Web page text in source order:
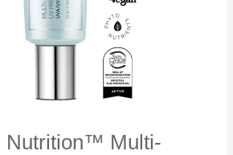
Nutrition™ Multi-